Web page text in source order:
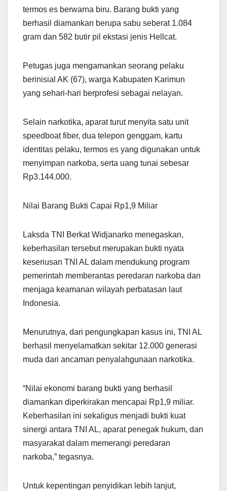
termos es berwarna biru. Barang bukti yang
berhasil diamankan berupa sabu seberat 1.084
gram dan 582 butir pil ekstasi jenis Hellcat.
Petugas juga mengamankan seorang pelaku
berinisial AK (67), warga Kabupaten Karimun
yang sehari-hari berprofesi sebagai nelayan.
Selain narkotika, aparat turut menyita satu unit
speedboat fiber, dua telepon genggam, kartu
identitas pelaku, termos es yang digunakan untuk
menyimpan narkoba, serta uang tunai sebesar
Rp3.144.000.
Nilai Barang Bukti Capai Rp1,9 Miliar
Laksda TNI Berkat Widjanarko menegaskan,
keberhasilan tersebut merupakan bukti nyata
keseriusan TNI AL dalam mendukung program
pemerintah memberantas peredaran narkoba dan
menjaga keamanan wilayah perbatasan laut
Indonesia.
Menurutnya, dari pengungkapan kasus ini, TNI AL
berhasil menyelamatkan sekitar 12.000 generasi
muda dari ancaman penyalahgunaan narkotika.
“Nilai ekonomi barang bukti yang berhasil
diamankan diperkirakan mencapai Rp1,9 miliar.
Keberhasilan ini sekaligus menjadi bukti kuat
sinergi antara TNI AL, aparat penegak hukum, dan
masyarakat dalam memerangi peredaran
narkoba,” tegasnya.
Untuk kepentingan penyidikan lebih lanjut,